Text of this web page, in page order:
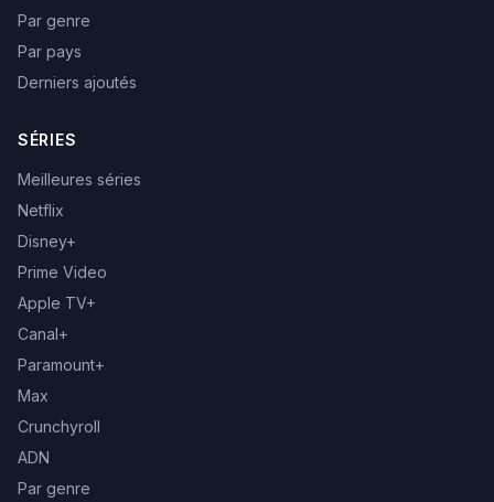
Par genre
Par pays
Derniers ajoutés
SÉRIES
Meilleures séries
Netflix
Disney+
Prime Video
Apple TV+
Canal+
Paramount+
Max
Crunchyroll
ADN
Par genre